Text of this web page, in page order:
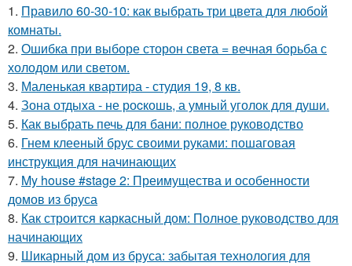
1. Правило 60-30-10: как выбрать три цвета для любой
комнаты.
2. Ошибка при выборе сторон света = вечная борьба с
холодом или светом.
3. Маленькая квартира - студия 19, 8 кв.
4. Зона отдыха - не роcкошь, а умный уголок для души.
5. Как выбрать печь для бани: полное руководство
6. Гнем клееный брус своими руками: пошаговая
инструкция для начинающих
7. My house #stage 2: Преимущества и особенности
домов из бруса
8. Как строится каркасный дом: Полное руководство для
начинающих
9. Шикарный дом из бруса: забытая технология для